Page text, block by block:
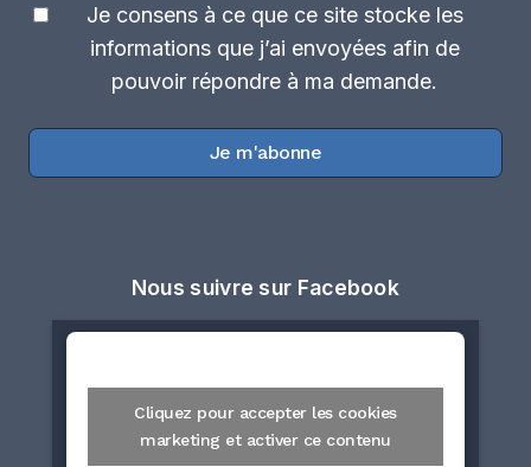
Je consens à ce que ce site stocke les
informations que j’ai envoyées afin de
pouvoir répondre à ma demande.
Je m'abonne
Nous suivre sur Facebook
Cliquez pour accepter les cookies
marketing et activer ce contenu